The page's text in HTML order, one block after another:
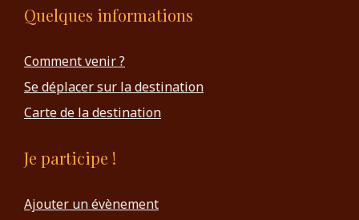
Quelques informations
Comment venir ?
Se déplacer sur la destination
Carte de la destination
Je participe !
Ajouter un évènement